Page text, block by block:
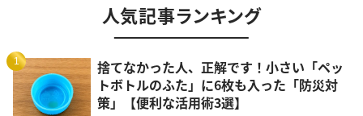
人気記事ランキング
1
捨てなかった人、正解です！小さい「ペッ
トボトルのふた」に6枚も入った「防災対
策」【便利な活用術3選】